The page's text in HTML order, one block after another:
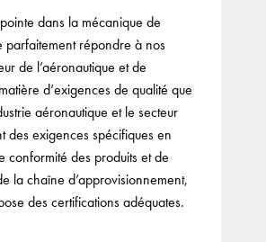
dans la mécanique de
parfaitement répondre à nos
de l’aéronautique et de
d’exigences de qualité que
aéronautique et le secteur
des exigences spécifiques en
conformité des produits et de
la chaîne d’approvisionnement,
des certifications adéquates.